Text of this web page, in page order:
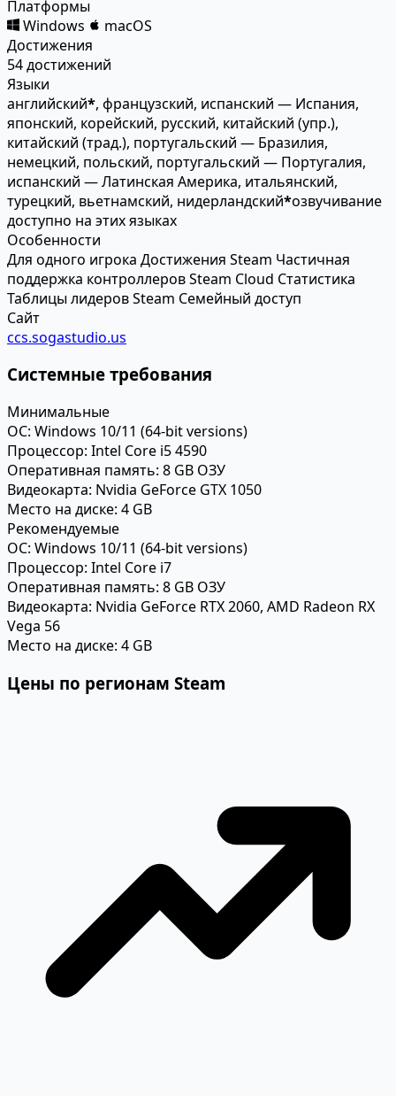
Платформы
Windows
macOS
Достижения
54 достижений
Языки
английский*, французский, испанский — Испания,
японский, корейский, русский, китайский (упр.),
китайский (трад.), португальский — Бразилия,
немецкий, польский, португальский — Португалия,
испанский — Латинская Америка, итальянский,
турецкий, вьетнамский, нидерландский*озвучивание
доступно на этих языках
Особенности
Для одного игрока Достижения Steam Частичная
поддержка контроллеровSteam Cloud Статистика
Таблицы лидеров Steam Семейный доступ
Сайт
ccs.sogastudio.us
Системные требования
Минимальные
ОС: Windows 10/11 (64-bit versions)
Процессор: Intel Core i5 4590
Оперативная память: 8 GB ОЗУ
Видеокарта: Nvidia GeForce GTX 1050
Место на диске: 4 GB
Рекомендуемые
ОС: Windows 10/11 (64-bit versions)
Процессор: Intel Core i7
Оперативная память: 8 GB ОЗУ
Видеокарта: Nvidia GeForce RTX 2060, AMD Radeon RX
Vega 56
Место на диске: 4 GB
Цены по регионам Steam